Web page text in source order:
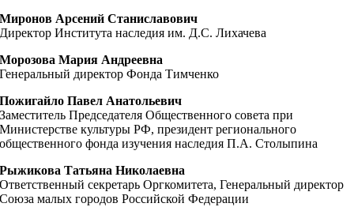
Миронов Арсений Станиславович
Директор Института наследия им. Д.С. Лихачева
Морозова Мария Андреевна
Генеральный директор Фонда Тимченко
Пожигайло Павел Анатольевич
Заместитель Председателя Общественного совета при
Министерстве культуры РФ, президент регионального
общественного фонда изучения наследия П.А. Столыпина
Рыжикова Татьяна Николаевна
Ответственный секретарь Оргкомитета, Генеральный директор
Союза малых городов Российской Федерации